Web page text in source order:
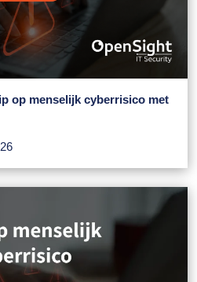
op menselijk cyberrisico met